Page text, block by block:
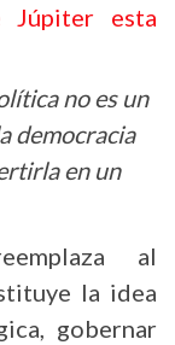
Júpiter esta
no es un
democracia
en un
al
la idea
gobernar